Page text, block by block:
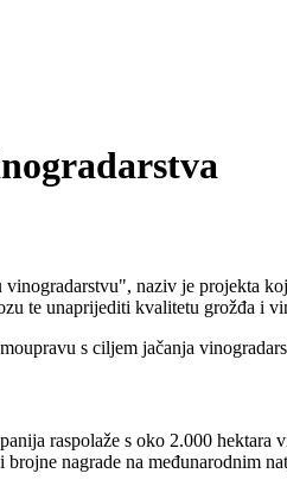
naziv je projekta
te unaprijediti kvalitetu grožđa i
s ciljem jačanja
raspolaže s oko 2.000
nagrade na međunarodnim